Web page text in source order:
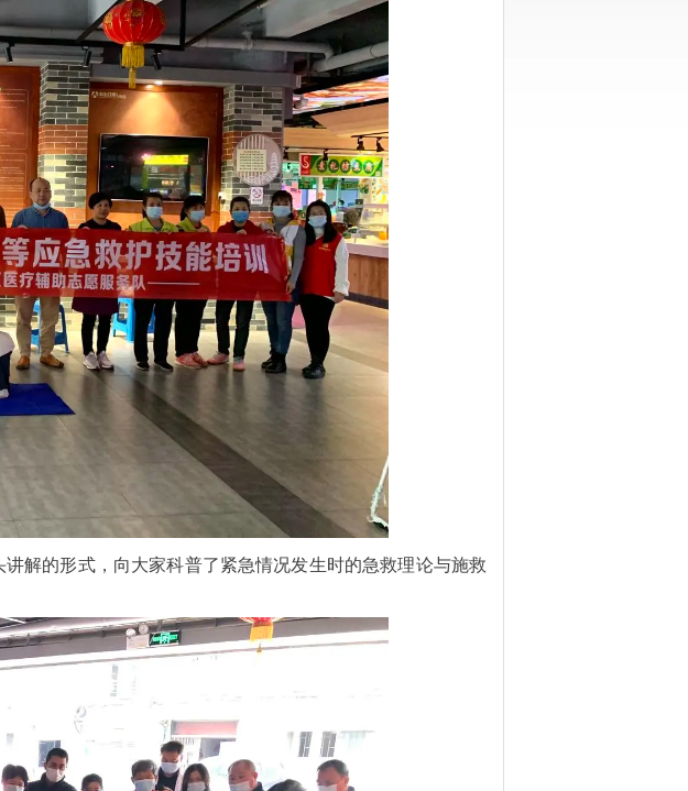
解的形式，向大家科普了紧急情况发生时的急救理论与施救